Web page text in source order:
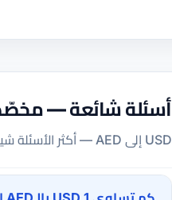
أسئلة شائعة —
USD إلى AED — أكثر الأسئلة شيوعًا التي يطرحها المتداولون والمسافرون.